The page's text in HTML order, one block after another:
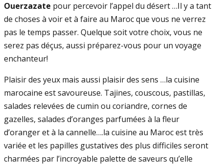
Ouerzazate pour percevoir l’appel du désert …Il y a tant
de choses à voir et à faire au Maroc que vous ne verrez
pas le temps passer. Quelque soit votre choix, vous ne
serez pas déçus, aussi préparez-vous pour un voyage
enchanteur!
Plaisir des yeux mais aussi plaisir des sens …la cuisine
marocaine est savoureuse. Tajines, couscous, pastillas,
salades relevées de cumin ou coriandre, cornes de
gazelles, salades d’oranges parfumées à la fleur
d’oranger et à la cannelle….la cuisine au Maroc est très
variée et les papilles gustatives des plus difficiles seront
charmées par l’incroyable palette de saveurs qu’elle